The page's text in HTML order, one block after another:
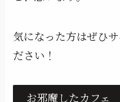
気になった方はぜひ
ださい！
お邪魔したカフェ